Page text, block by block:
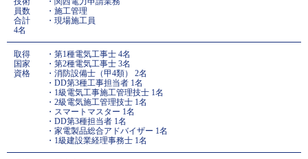
員数
合計
4名
・施工管理
・現場施工員
取得
国家
資格
・第1種電気工事士 4名
・第2種電気工事士 3名
・消防設備士（甲4類） 2名
・DD第3種工事担当者 1名
・1級電気工事施工管理技士 1名
・2級電気施工管理技士 1名
・スマートマスター 1名
・DD第3種担当者 1名
・家電製品総合アドバイザー 1名
・1級建設業経理事務士 1名